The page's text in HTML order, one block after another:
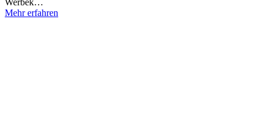
Werbek…
Mehr erfahren